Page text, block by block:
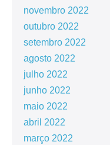
novembro 2022
outubro 2022
setembro 2022
agosto 2022
julho 2022
junho 2022
maio 2022
abril 2022
março 2022